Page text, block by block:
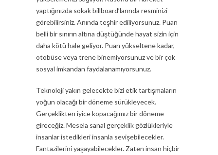
yaptığınızda sokak billboard’larında resminizi
görebilirsiniz. Anında teşhir ediliyorsunuz. Puan
belli bir sınırın altına düştüğünde hayat sizin için
daha kötü hale geliyor. Puan yükseltene kadar,
otobüse veya trene binemiyorsunuz ve bir çok
sosyal imkandan faydalanamıyorsunuz.
Teknoloji yakın gelecekte bizi etik tartışmaların
yoğun olacağı bir döneme sürükleyecek.
Gerçeklikten iyice kopacağımız bir döneme
gireceğiz. Mesela sanal gerçeklik gözlükleriyle
insanlar istedikleri insanla sevişebilecekler.
Fantazilerini yaşayabilecekler. Zaten insan hiçbir